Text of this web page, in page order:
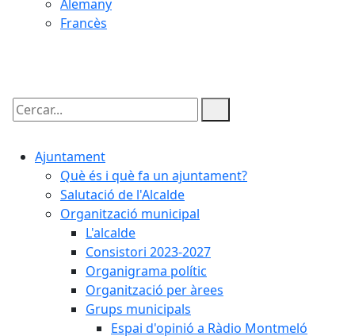
Alemany
Francès
Cercar:
Ajuntament
Què és i què fa un ajuntament?
Salutació de l'Alcalde
Organització municipal
L'alcalde
Consistori 2023-2027
Organigrama polític
Organització per àrees
Grups municipals
Espai d'opinió a Ràdio Montmeló